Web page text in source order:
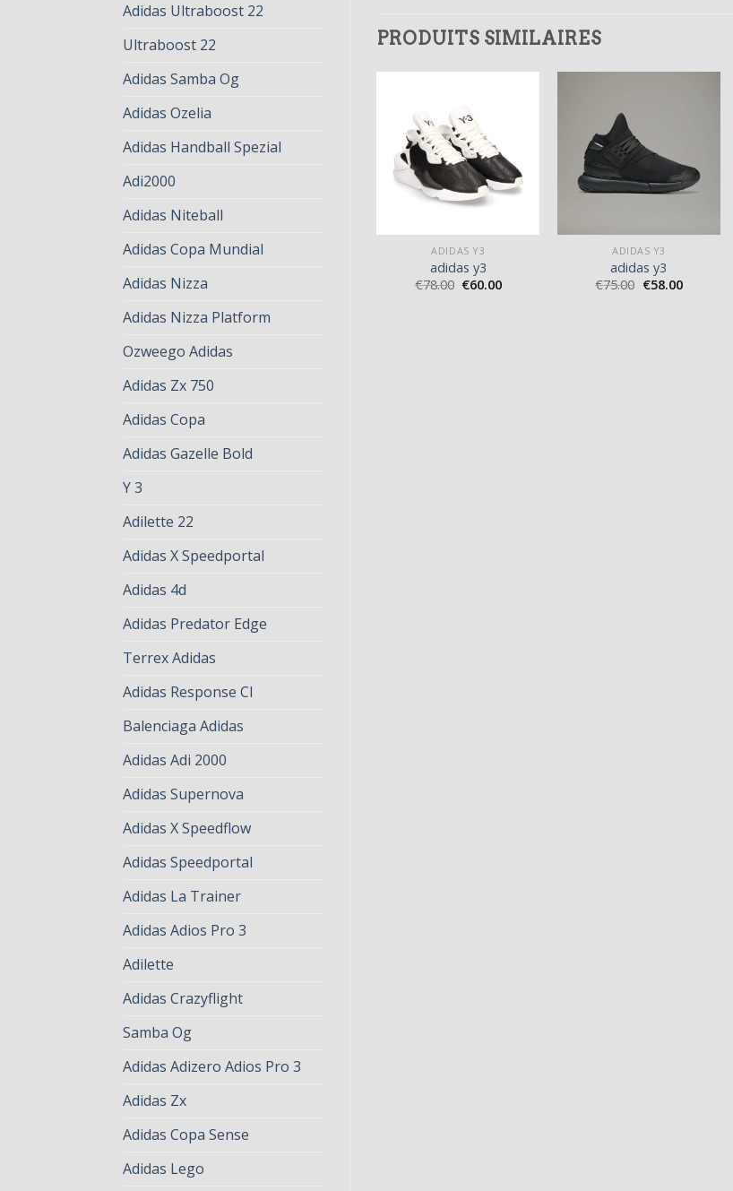
Adidas Ultraboost 22
Ultraboost 22
Adidas Samba Og
Adidas Ozelia
Adidas Handball Spezial
Adi2000
Adidas Niteball
Adidas Copa Mundial
Adidas Nizza
Adidas Nizza Platform
Ozweego Adidas
Adidas Zx 750
Adidas Copa
Adidas Gazelle Bold
Y 3
Adilette 22
Adidas X Speedportal
Adidas 4d
Adidas Predator Edge
Terrex Adidas
Adidas Response Cl
Balenciaga Adidas
Adidas Adi 2000
Adidas Supernova
Adidas X Speedflow
Adidas Speedportal
Adidas La Trainer
Adidas Adios Pro 3
Adilette
Adidas Crazyflight
Samba Og
Adidas Adizero Adios Pro 3
Adidas Zx
Adidas Copa Sense
Adidas Lego
PRODUITS SIMILAIRES
ADIDAS Y3
adidas y3
€78.00 €60.00
ADIDAS Y3
adidas y3
€75.00 €58.00
ADIDAS Y3
61.00
ADIDAS Y3